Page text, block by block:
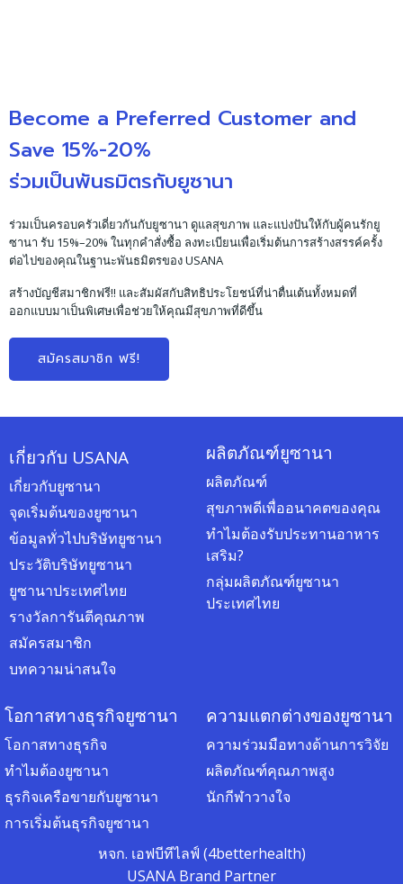
Become a Preferred Customer and
Save 15%-20%
ร่วมเป็นพันธมิตรกับยูซานา
ร่วมเป็นครอบครัวเดี่ยวกันกับยูซานา ดูแลสุขภาพ และแบ่งปันให้กับผู้คนรักยู
ซานา รับ 15%–20% ในทุกคำสั่งซื้อ ลงทะเบียนเพื่อเริ่มต้นการสร้างสรรค์ครั้ง
ต่อไปของคุณในฐานะพันธมิตรของ USANA
สร้างบัญชีสมาชิกฟรี!! และสัมผัสกับสิทธิประโยชน์ที่น่าตื่นเต้นทั้งหมดที่
ออกแบบมาเป็นพิเศษเพื่อช่วยให้คุณมีสุขภาพที่ดีขึ้น
สมัครสมาชิก ฟรี!
เกี่ยวกับ USANA
เกี่ยวกับยูซานา
จุดเริ่มต้นของยูซานา
ข้อมูลทั่วไปบริษัทยูซานา
ประวัติบริษัทยูซานา
ยูซานาประเทศไทย
รางวัลการันตีคุณภาพ
สมัครสมาชิก
บทความน่าสนใจ
ผลิตภัณฑ์ยูซานา
ผลิตภัณฑ์
สุขภาพดีเพื่ออนาคตของคุณ
ทำไมต้องรับประทานอาหาร
เสริม?
กลุ่มผลิตภัณฑ์ยูซานา
ประเทศไทย
โอกาสทางธุรกิจยูซานา
โอกาสทางธุรกิจ
ทำไมต้องยูซานา
ธุรกิจเครือขายกับยูซานา
การเริ่มต้นธุรกิจยูซานา
ความแตกต่างของยูซานา
ความร่วมมือทางด้านการวิจัย
ผลิตภัณฑ์คุณภาพสูง
นักกีฬาวางใจ
หจก. เอฟบีทีไลฟ์ (4betterhealth)
USANA Brand Partner